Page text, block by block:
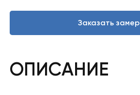
Заказать замер
ОПИСАНИЕ